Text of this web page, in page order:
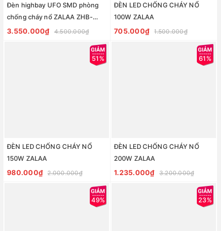
Đèn highbay UFO SMD phòng
chống cháy nổ ZALAA ZHB-
SMD-CNN-100W
3.550.000₫ 4.500.000₫
ĐÈN LED CHỐNG CHÁY NỔ
100W ZALAA
705.000₫ 1.500.000₫
51%
ĐÈN LED CHỐNG CHÁY NỔ
150W ZALAA
980.000₫ 2.000.000₫
61%
ĐÈN LED CHỐNG CHÁY NỔ
200W ZALAA
1.235.000₫ 3.200.000₫
49% 23%